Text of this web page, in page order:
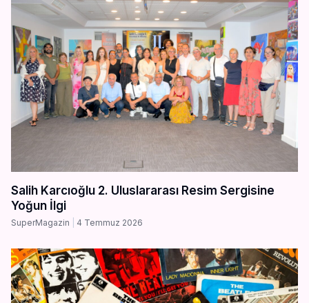
Salih Karcıoğlu 2. Uluslararası Resim Sergisine
Yoğun İlgi
SuperMagazin 4 Temmuz 2026